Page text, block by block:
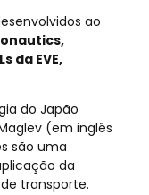
ao
da EVE,
do Japão
(em inglês
são uma
da
transporte.